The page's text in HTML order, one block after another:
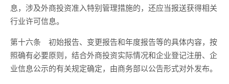
息，涉及外商投资准入特别管理措施的，还应当报送获得相关
行业许可信息。
第十六条 初始报告、变更报告和年度报告等的具体内容，按
照确有必要原则，结合外商投资实际情况和企业登记注册、企
业信息公示的有关规定确定，由商务部以公告形式对外发布。